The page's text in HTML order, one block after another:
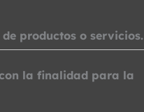
productos o servicios.
la finalidad para la